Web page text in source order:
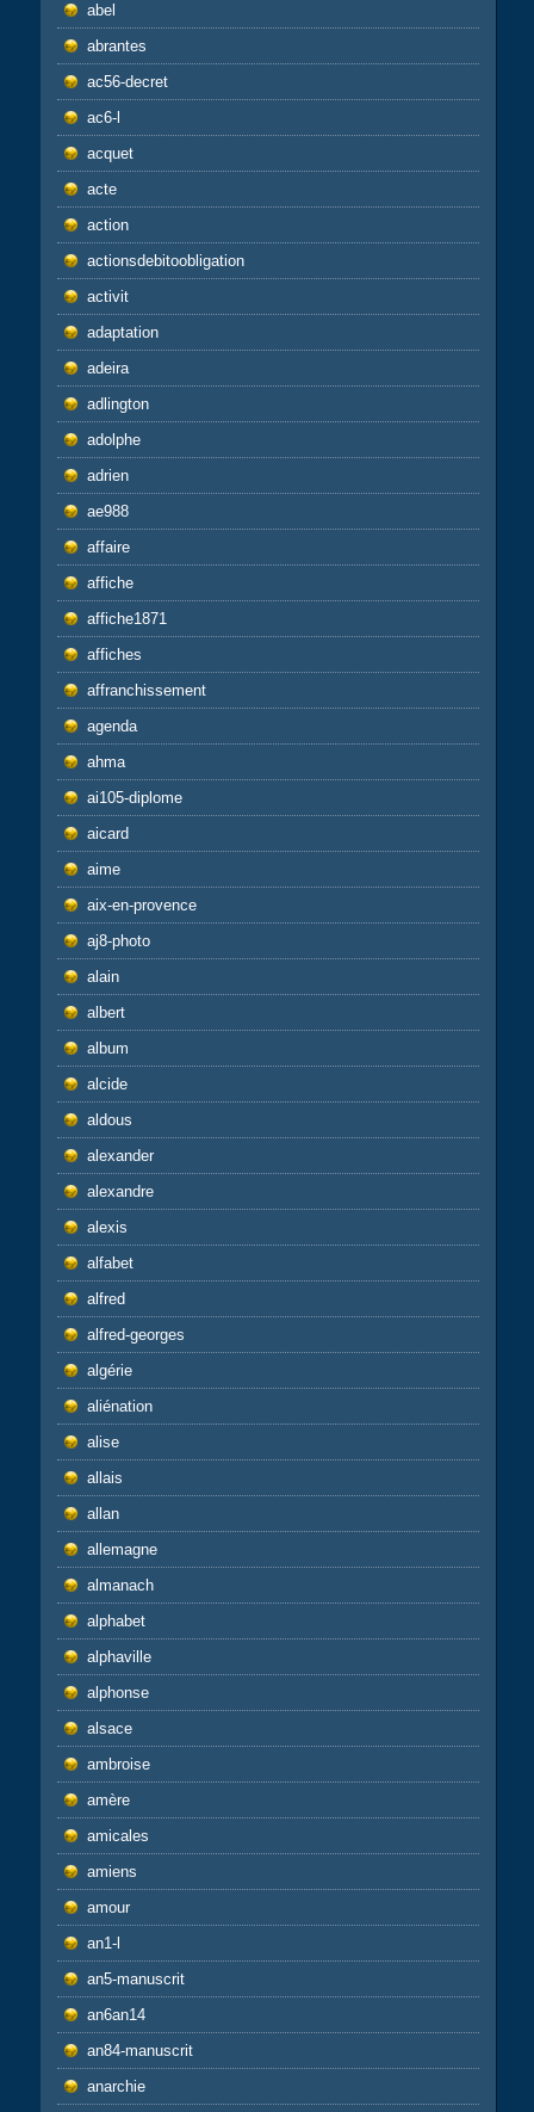
abel
abrantes
ac56-decret
ac6-l
acquet
acte
action
actionsdebitoobligation
activit
adaptation
adeira
adlington
adolphe
adrien
ae988
affaire
affiche
affiche1871
affiches
affranchissement
agenda
ahma
ai105-diplome
aicard
aime
aix-en-provence
aj8-photo
alain
albert
album
alcide
aldous
alexander
alexandre
alexis
alfabet
alfred
alfred-georges
algérie
aliénation
alise
allais
allan
allemagne
almanach
alphabet
alphaville
alphonse
alsace
ambroise
amère
amicales
amiens
amour
an1-l
an5-manuscrit
an6an14
an84-manuscrit
anarchie